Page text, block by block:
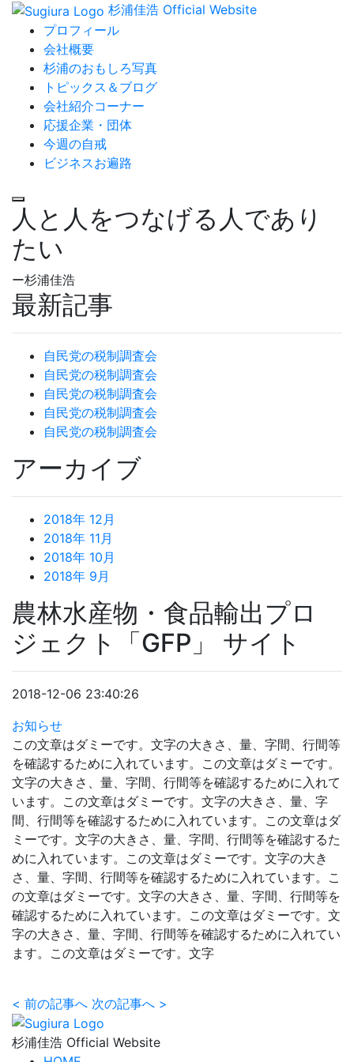
杉浦佳浩 Official Website
プロフィール
会社概要
杉浦のおもしろ写真
トピックス＆ブログ
会社紹介コーナー
応援企業・団体
今週の自戒
ビジネスお遍路
人と人をつなげる人であり
たい
ー杉浦佳浩
最新記事
自民党の税制調査会
自民党の税制調査会
自民党の税制調査会
自民党の税制調査会
自民党の税制調査会
アーカイブ
2018年 12月
2018年 11月
2018年 10月
2018年 9月
農林水産物・食品輸出プロ
ジェクト「GFP」 サイト
2018-12-06 23:40:26
お知らせ
この文章はダミーです。文字の大きさ、量、字間、行間等
を確認するために入れています。この文章はダミーです。
文字の大きさ、量、字間、行間等を確認するために入れて
います。この文章はダミーです。文字の大きさ、量、字
間、行間等を確認するために入れています。この文章はダ
ミーです。文字の大きさ、量、字間、行間等を確認するた
めに入れています。この文章はダミーです。文字の大き
さ、量、字間、行間等を確認するために入れています。こ
の文章はダミーです。文字の大きさ、量、字間、行間等を
確認するために入れています。この文章はダミーです。文
字の大きさ、量、字間、行間等を確認するために入れてい
ます。この文章はダミーです。文字
< 前の記事へ 次の記事へ >
杉浦佳浩 Official Website